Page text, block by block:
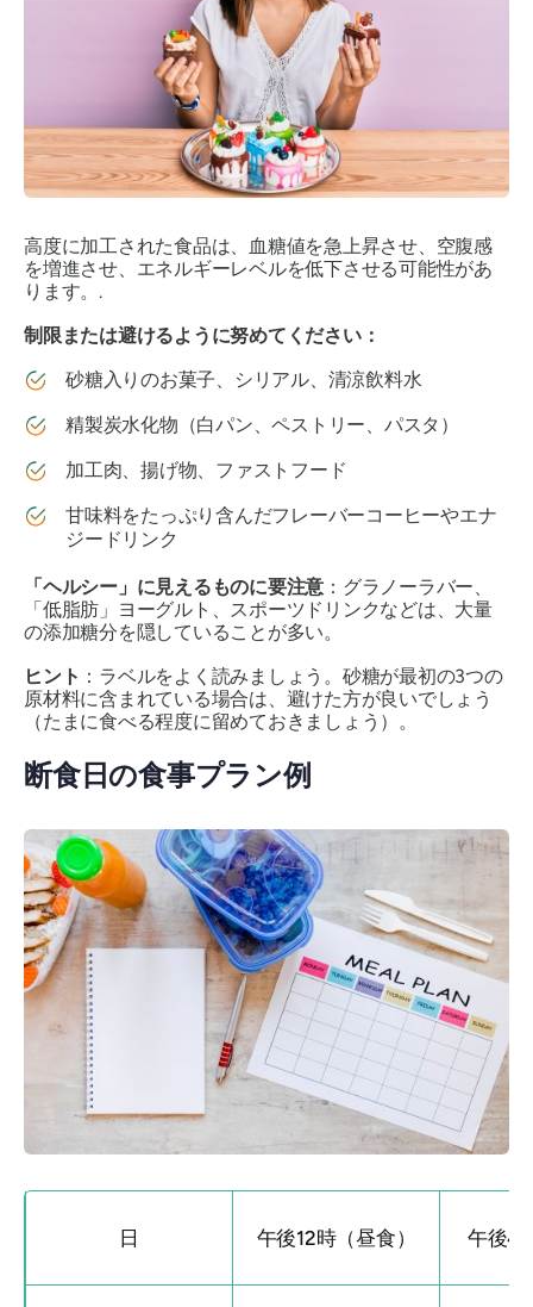
高度に加工された食品は、血糖値を急上昇させ、空腹感
を増進させ、エネルギーレベルを低下させる可能性があ
ります。.
制限または避けるように努めてください：
砂糖入りのお菓子、シリアル、清涼飲料水
精製炭水化物（白パン、ペストリー、パスタ）
加工肉、揚げ物、ファストフード
甘味料をたっぷり含んだフレーバーコーヒーやエナ
ジードリンク
「ヘルシー」に見えるものに要注意 ：グラノーラバー、
「低脂肪」ヨーグルト、スポーツドリンクなどは、大量
の添加糖分を隠していることが多い。
ヒント ：ラベルをよく読みましょう。砂糖が最初の3つの
原材料に含まれている場合は、避けた方が良いでしょう
（たまに食べる程度に留めておきましょう）。
断食日の食事プラン例
日 午後12時（昼食） 午後4